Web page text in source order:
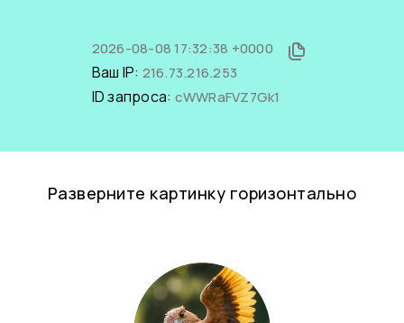
2026-08-08 17:32:38 +0000
Ваш IP: 216.73.216.253
ID запроса: cWWRaFVZ7Gk1
Разверните картинку горизонтально